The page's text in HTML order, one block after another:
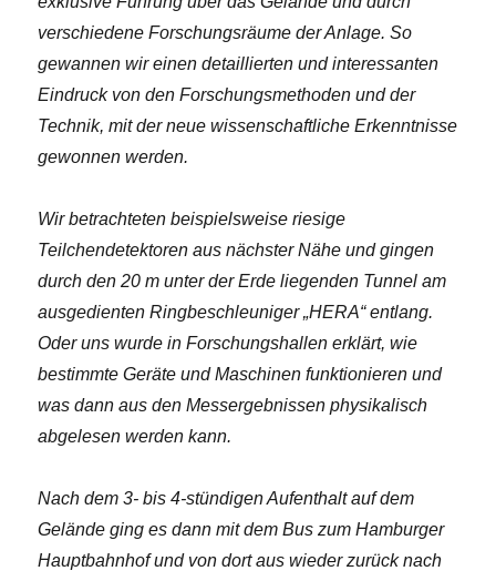
verschiedene Forschungsräume der Anlage. So
gewannen wir einen detaillierten und interessanten
Eindruck von den Forschungsmethoden und der
Technik, mit der neue wissenschaftliche Erkenntnisse
gewonnen werden.
Wir betrachteten beispielsweise riesige
Teilchendetektoren aus nächster Nähe und gingen
durch den 20 m unter der Erde liegenden Tunnel am
ausgedienten Ringbeschleuniger „HERA“ entlang.
Oder uns wurde in Forschungshallen erklärt, wie
bestimmte Geräte und Maschinen funktionieren und
was dann aus den Messergebnissen physikalisch
abgelesen werden kann.
Nach dem 3- bis 4-stündigen Aufenthalt auf dem
Gelände ging es dann mit dem Bus zum Hamburger
Hauptbahnhof und von dort aus wieder zurück nach